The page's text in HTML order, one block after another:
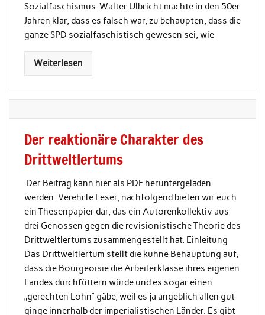
Sozialfaschismus. Walter Ulbricht machte in den 50er
Jahren klar, dass es falsch war, zu behaupten, dass die
ganze SPD sozialfaschistisch gewesen sei, wie
Weiterlesen
Der reaktionäre Charakter des
Drittweltlertums
Der Beitrag kann hier als PDF heruntergeladen
werden. Verehrte Leser, nachfolgend bieten wir euch
ein Thesenpapier dar, das ein Autorenkollektiv aus
drei Genossen gegen die revisionistische Theorie des
Drittweltlertums zusammengestellt hat. Einleitung
Das Drittweltlertum stellt die kühne Behauptung auf,
dass die Bourgeoisie die Arbeiterklasse ihres eigenen
Landes durchfüttern würde und es sogar einen
„gerechten Lohn“ gäbe, weil es ja angeblich allen gut
ginge innerhalb der imperialistischen Länder. Es gibt